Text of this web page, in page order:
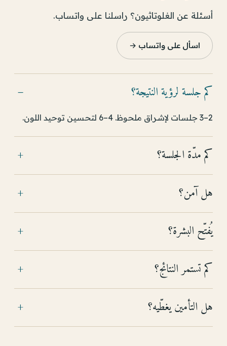
أسئلة عن الغلوتاثيون؟ راسلنا على واتساب.
اسأل على واتساب →
كم جلسة لرؤية النتيجة؟ −
2–3 جلسات لإشراق ملحوظ. 4–6 لتحسين توحيد اللون.
كم مدّة الجلسة؟
+
هل آمن؟
+
يُفتّح البشرة؟
+
كم تستمر النتائج؟
+
هل التأمين يغطّيه؟
+